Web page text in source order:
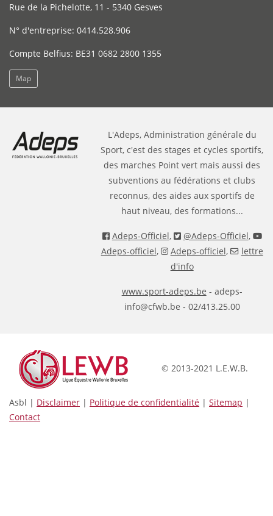
Rue de la Pichelotte, 11 - 5340 Gesves
N° d'entreprise: 0414.528.906
Compte Belfius: BE31 0682 2800 1355
Map
L'Adeps, Administration générale du
Sport, c'est des stages et cycles sportifs,
des marches Point vert mais aussi des
subventions au fédérations et clubs
reconnus, des aides aux sportifs de
haut niveau, des formations...
Adeps-Officiel, @Adeps-Officiel,
Adeps-officiel, Adeps-officiel,
lettre
d'info
www.sport-adeps.be - adeps-
info@cfwb.be - 02/413.25.00
© 2013-2021 L.E.W.B.
Asbl | Disclaimer | Politique de confidentialité | Sitemap |
Contact